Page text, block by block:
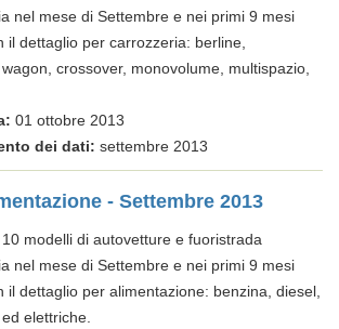
nel mese di Settembre e nei primi 9 mesi
il dettaglio per carrozzeria: berline,
crossover, monovolume, multispazio,
01 ottobre 2013
dei dati: settembre 2013
- Settembre 2013
modelli di autovetture e fuoristrada
nel mese di Settembre e nei primi 9 mesi
il dettaglio per alimentazione: benzina, diesel,
ed elettriche.